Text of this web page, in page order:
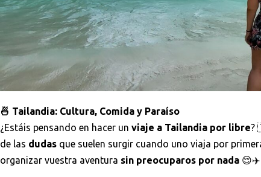
🍜 Tailandia: Cultura, Comida y Paraíso
¿Estáis pensando en hacer un viaje a Tailandia por libre?
de las dudas que suelen surgir cuando uno viaja por
organizar vuestra aventura sin preocuparos por nada